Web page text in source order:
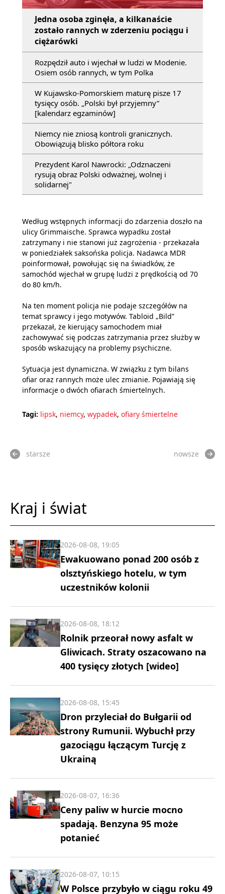
Jedna osoba zginęła, a kilkanaście
zostało rannych w zderzeniu pociągu i
ciężarówki
Rozpędził auto i wjechał w ludzi w Modenie.
Osiem osób rannych, w tym Polka
W Kujawsko-Pomorskiem maturę pisze 17
tysięcy osób. „Polski był przyjemny”
[kalendarz egzaminów]
Niemcy nie zniosą kontroli granicznych.
Obowiązują blisko półtora roku
Prezydent Karol Nawrocki: „Odznaczeni
rysują obraz Polski odważnej, wolnej i
solidarnej"
Według wstępnych informacji do zdarzenia doszło na
ulicy Grimmaische. Sprawca wypadku został
zatrzymany i nie stanowi już zagrożenia - przekazała
w poniedziałek saksońska policja. Nadawca MDR
poinformował, powołując się na świadków, że
samochód wjechał w grupę ludzi z prędkością od 70
do 80 km/h.
Na ten moment policja nie podaje szczegółów na
temat sprawcy i jego motywów. Tabloid „Bild”
przekazał, że kierujący samochodem miał
zachowywać się podczas zatrzymania przez służby w
sposób wskazujący na problemy psychiczne.
Sytuacja jest dynamiczna. W związku z tym bilans
ofiar oraz rannych może ulec zmianie. Pojawiają się
informacje o dwóch ofiarach śmiertelnych.
Tagi: lipsk, niemcy, wypadek, ofiary śmiertelne
starsze nowsze
Kraj i świat
Ewakuowano ponad 200 osób z
olsztyńskiego hotelu, w tym
uczestników kolonii
2026-08-08, 19:05
Rolnik przeorał nowy asfalt w
Gliwicach. Straty oszacowano na
400 tysięcy złotych [wideo]
2026-08-08, 18:12
Dron przyleciał do Bułgarii od
strony Rumunii. Wybuchł przy
gazociągu łączącym Turcję z
Ukrainą
2026-08-08, 15:45
Ceny paliw w hurcie mocno
spadają. Benzyna 95 może
potanieć
2026-08-07, 16:36
W Polsce przybyło w ciągu roku 49
2026-08-07, 10:15